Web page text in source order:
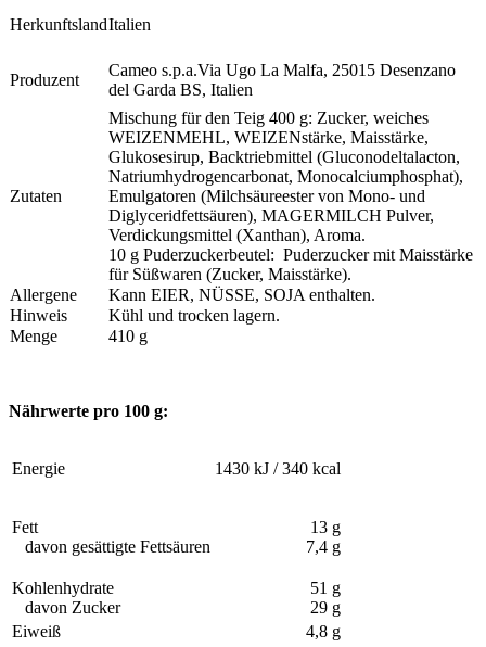
HerkunftslandItalien
Produzent
Cameo s.p.a.Via Ugo La Malfa, 25015 Desenzano
del Garda BS, Italien
Zutaten
Mischung für den Teig 400 g: Zucker, weiches
WEIZENMEHL, WEIZENstärke, Maisstärke,
Glukosesirup, Backtriebmittel (Gluconodeltalacton,
Natriumhydrogencarbonat, Monocalciumphosphat),
Emulgatoren (Milchsäureester von Mono- und
Diglyceridfettsäuren), MAGERMILCH Pulver,
Verdickungsmittel (Xanthan), Aroma.
10 g Puderzuckerbeutel: Puderzucker mit Maisstärke
für Süßwaren (Zucker, Maisstärke).
Allergene
Kann EIER, NÜSSE, SOJA enthalten.
Hinweis
Kühl und trocken lagern.
Menge
410 g
Nährwerte pro 100 g:
Energie 1430 kJ / 340 kcal
Fett
davon gesättigte Fettsäuren
13 g
7,4 g
Kohlenhydrate
davon Zucker
51 g
29 g
Eiweiß
4,8 g